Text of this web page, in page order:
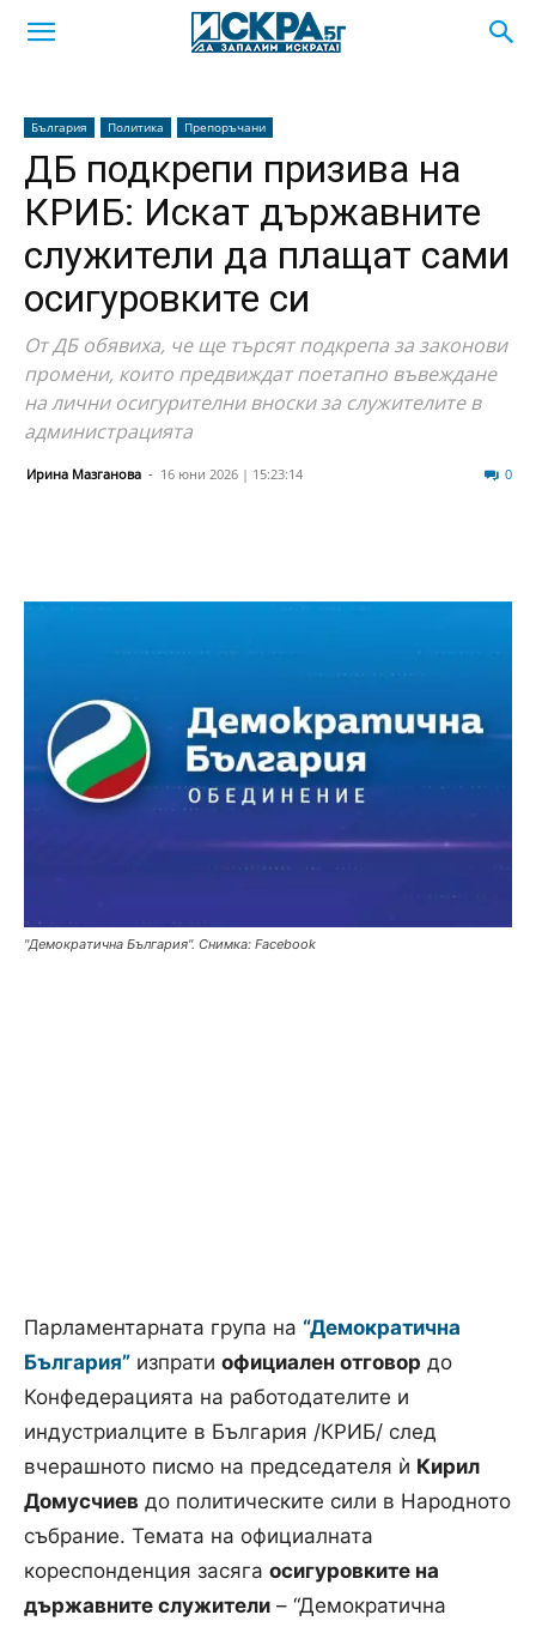
България Политика Препоръчани
ДБ подкрепи призива на
КРИБ: Искат държавните
служители да плащат сами
осигуровките си
От ДБ обявиха, че ще търсят подкрепа за законови
промени, които предвиждат поетапно въвеждане
на лични осигурителни вноски за служителите в
администрацията
Ирина Мазганова - 16 юни 2026 | 15:23:14 0
"Демократична България". Снимка: Facebook
Парламентарната група на “Демократична
България” изпрати официален отговор до
Конфедерацията на работодателите и
индустриалците в България /КРИБ/ след
вчерашното писмо на председателя ѝ Кирил
Домусчиев до политическите сили в Народното
събрание. Темата на официалната
кореспонденция засяга осигуровките на
държавните служители – “Демократична